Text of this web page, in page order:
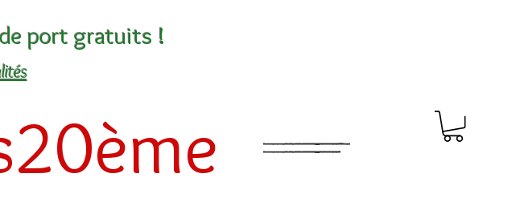
port gratuits !